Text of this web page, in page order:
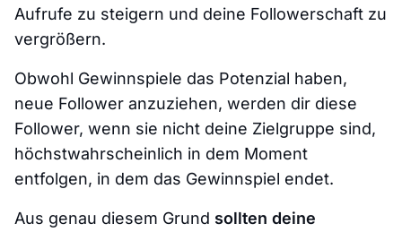
Aufrufe zu steigern und deine Followerschaft zu
vergrößern.
Obwohl Gewinnspiele das Potenzial haben,
neue Follower anzuziehen, werden dir diese
Follower, wenn sie nicht deine Zielgruppe sind,
höchstwahrscheinlich in dem Moment
entfolgen, in dem das Gewinnspiel endet.
Aus genau diesem Grund sollten deine